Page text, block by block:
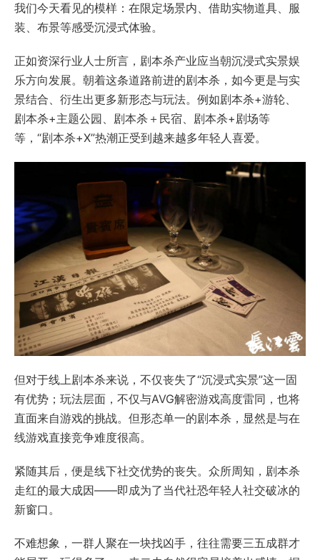
我们今天看见的模样：在限定场景内、借助实物道具、服
装、布景等感受沉浸式体验。
正如资深行业人士所言，剧本杀产业应当朝沉浸式实景娱
乐方向发展。朝着这条道路前进的剧本杀，如今更是与实
景结合、衍生出更多新形态与玩法。例如剧本杀+游轮、
剧本杀+主题公园、剧本杀＋民宿、剧本杀+剧场等
等，“剧本杀+X”热潮正受到越来越多年轻人喜爱。
但对于线上剧本杀来说，不仅丧失了“沉浸式实景”这一固
有优势；玩法层面，不仅与AVG解密游戏高度雷同，也将
直面来自游戏的挑战。但形态单一的剧本杀，显然是与在
线游戏直接竞争难度很高。
紧随其后，便是线下社交优势的丧失。众所周知，剧本杀
走红的最大成因——即成为了当代社恐年轻人社交破冰的
新窗口。
不难想象，一群人聚在一块找凶手，往往需要三五成群才